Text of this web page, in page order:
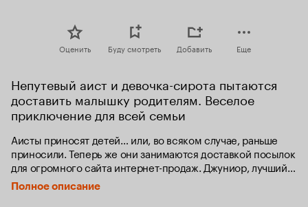
Оценить Буду смотреть Добавить Еще
Непутевый аист и девочка-сирота пытаются
доставить малышку родителям. Веселое
приключение для всей семьи
Аисты приносят детей… или, во всяком случае, раньше
приносили. Теперь же они занимаются доставкой посылок
для огромного сайта интернет-продаж. Джуниор, лучший
аист в курьерской компании, должен пойти на повышение,
когда Лютик, единственный человек на Горе Аистов,
Полное описание